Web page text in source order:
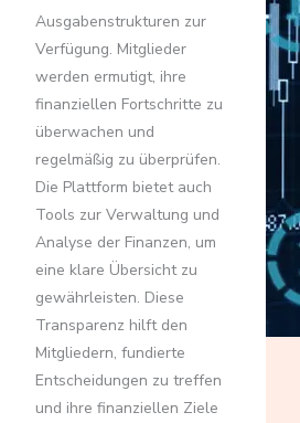
Ausgabenstrukturen zur
Verfügung. Mitglieder
werden ermutigt, ihre
finanziellen Fortschritte zu
überwachen und
regelmäßig zu überprüfen.
Die Plattform bietet auch
Tools zur Verwaltung und
Analyse der Finanzen, um
eine klare Übersicht zu
gewährleisten. Diese
Transparenz hilft den
Mitgliedern, fundierte
Entscheidungen zu treffen
und ihre finanziellen Ziele